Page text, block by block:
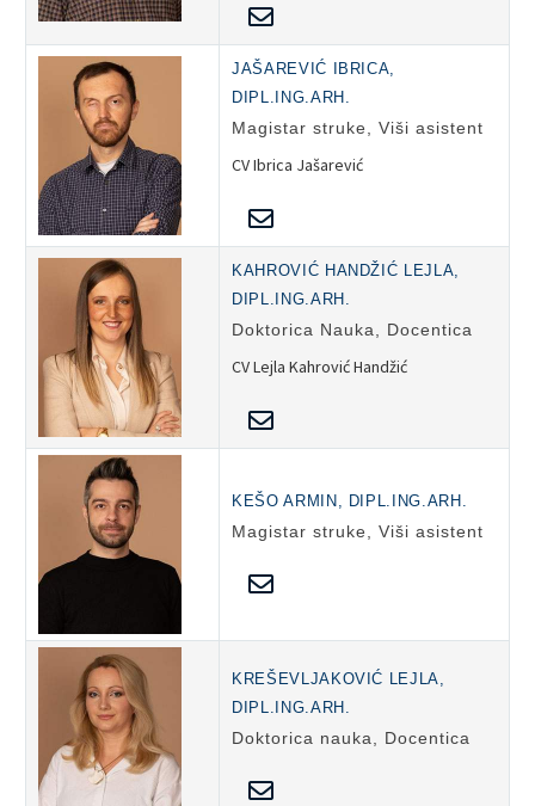
JAŠAREVIĆ IBRICA,
DIPL.ING.ARH.
Magistar struke, Viši asistent
CV Ibrica Jašarević
KAHROVIĆ HANDŽIĆ LEJLA,
DIPL.ING.ARH.
Doktorica Nauka, Docentica
CV Lejla Kahrović Handžić
KEŠO ARMIN, DIPL.ING.ARH.
Magistar struke, Viši asistent
KREŠEVLJAKOVIĆ LEJLA,
DIPL.ING.ARH.
Doktorica nauka, Docentica